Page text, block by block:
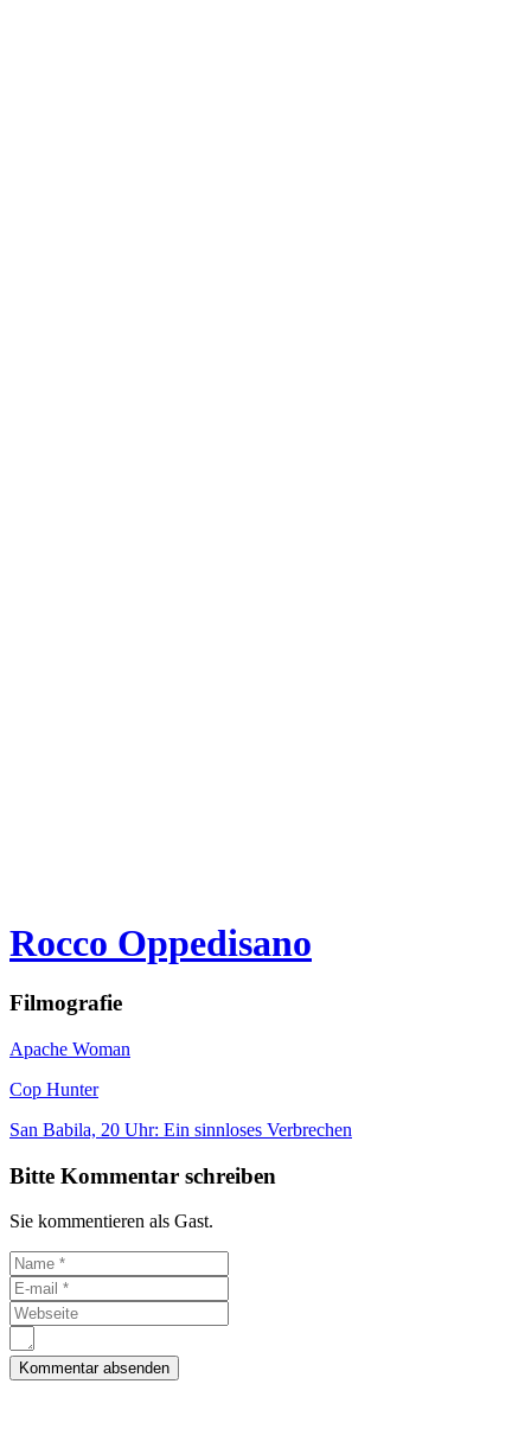
Rocco Oppedisano
Filmografie
Apache Woman
Cop Hunter
San Babila, 20 Uhr: Ein sinnloses Verbrechen
Bitte Kommentar schreiben
Sie kommentieren als Gast.